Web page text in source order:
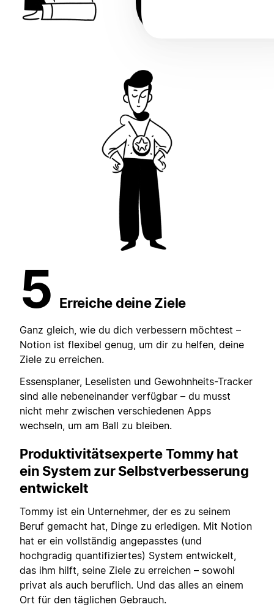
5 Erreiche deine Ziele
Ganz gleich, wie du dich verbessern möchtest –
Notion ist flexibel genug, um dir zu helfen, deine
Ziele zu erreichen.
Essensplaner, Leselisten und Gewohnheits-Tracker
sind alle nebeneinander verfügbar – du musst
nicht mehr zwischen verschiedenen Apps
wechseln, um am Ball zu bleiben.
Produktivitätsexperte Tommy hat
ein System zur Selbstverbesserung
entwickelt
Tommy ist ein Unternehmer, der es zu seinem
Beruf gemacht hat, Dinge zu erledigen. Mit Notion
hat er ein vollständig angepasstes (und
hochgradig quantifiziertes) System entwickelt,
das ihm hilft, seine Ziele zu erreichen – sowohl
privat als auch beruflich. Und das alles an einem
Ort für den täglichen Gebrauch.